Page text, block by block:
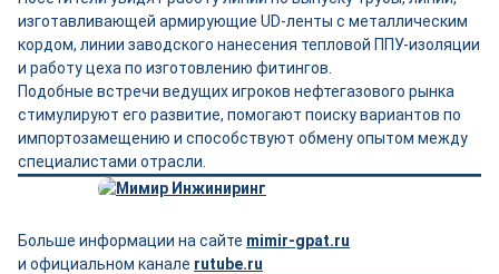
изготавливающей армирующие UD-ленты с металлическим
кордом, линии заводского нанесения тепловой ППУ-изоляции
и работу цеха по изготовлению фитингов.
Подобные встречи ведущих игроков нефтегазового рынка
стимулируют его развитие, помогают поиску вариантов по
импортозамещению и способствуют обмену опытом между
специалистами отрасли.
Больше информации на сайте mimir-gpat.ru
и официальном канале rutube.ru